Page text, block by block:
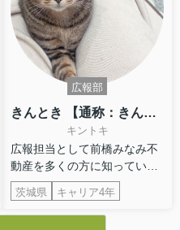
て、疑問点などを気楽
告ができました。
疑問点に対する返信が
く、緊急性のあるもの
いただき助かりました。
住宅購入までの流れや
てやることまとめたも
し作っていただきまし
流れが想像でき、さま
続きが円滑にでき助か
住宅販売店が関わる疑
広報部
きんとき 【通称：きんちゃん、きん】
キントキ
広報担当として前橋みなみ不
動産を多くの方に知っていた
だくため...
茨城県 キャリア4年